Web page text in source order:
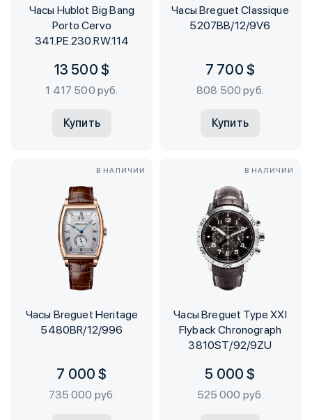
Часы Hublot Big Bang
Porto Cervo
341.PE.230.RW.114
13 500 $
1 417 500 руб.
Купить
Часы Breguet Classique
5207BB/12/9V6
7 700 $
808 500 руб.
Купить
В НАЛИЧИИ
Часы Breguet Heritage
5480BR/12/996
7 000 $
735 000 руб.
В НАЛИЧИИ
Часы Breguet Type XXI
Flyback Chronograph
3810ST/92/9ZU
5 000 $
525 000 руб.